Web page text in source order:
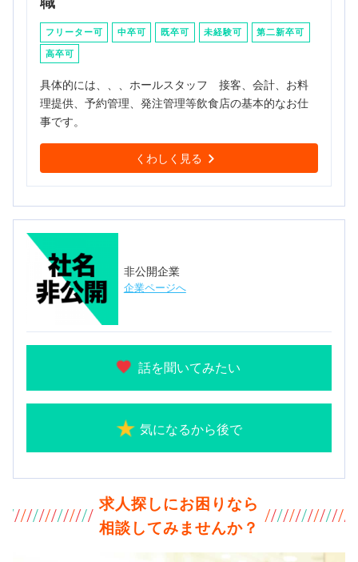
フリーター可 中卒可 既卒可 未経験可
第二新卒可
高卒可
具体的には、、、ホールスタッフ 接客、会計、お料
理提供、予約管理、発注管理等飲食店の基本的なお仕
事です。
くわしく見る
非公開企業
企業ページへ
話を聞いてみたい
気になるから後で
求人探しにお困りなら
相談してみませんか？